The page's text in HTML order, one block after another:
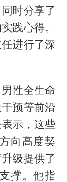
时分享了
践心得。
进行了深
性全生命
预等前沿
示，这些
向高度契
级提供了
撑。他指